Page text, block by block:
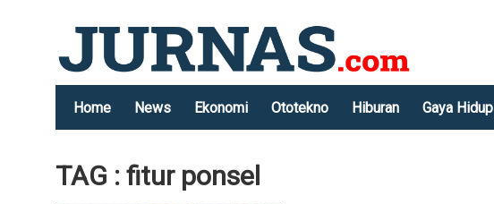
Home News Ekonomi Ototekno Hiburan Gaya Hidup
TAG : fitur ponsel